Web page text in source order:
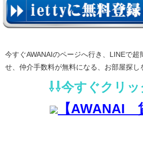
今すぐAWANAIのページへ行き、LINEで超
せ、仲介手数料が無料になる、お部屋探し
⇩⇩今すぐクリッ
【AWANAI